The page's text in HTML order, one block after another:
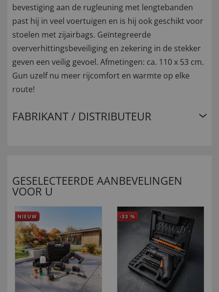
bevestiging aan de rugleuning met lengtebanden
past hij in veel voertuigen en is hij ook geschikt voor
stoelen met zijairbags. Geïntegreerde
oververhittingsbeveiliging en zekering in de stekker
geven een veilig gevoel. Afmetingen: ca. 110 x 53 cm.
Gun uzelf nu meer rijcomfort en warmte op elke
route!
FABRIKANT / DISTRIBUTEUR
GESELECTEERDE AANBEVELINGEN
VOOR U
NIEUW -33 %